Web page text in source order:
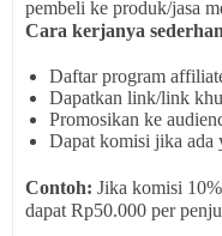
pembeli ke produk/jasa
Cara kerjanya
Daftar program
Dapatkan link/link
Promosikan ke
Dapat komisi jika ada
Contoh: Jika komisi
dapat Rp50.000 per